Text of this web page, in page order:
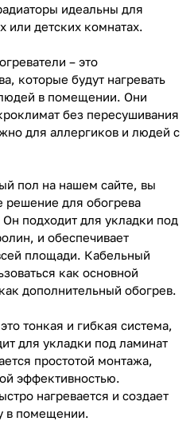
идеальны для
или детских комнатах.
– это
которые будут нагревать
в помещении. Они
без пересушивания
для аллергиков и людей с
пол на нашем сайте, вы
решение для обогрева
подходит для укладки под
и обеспечивает
площади. Кабельный
как основной
дополнительный обогрев.
тонкая и гибкая система,
для укладки под ламинат
простотой монтажа,
эффективностью.
нагревается и создает
в помещении.